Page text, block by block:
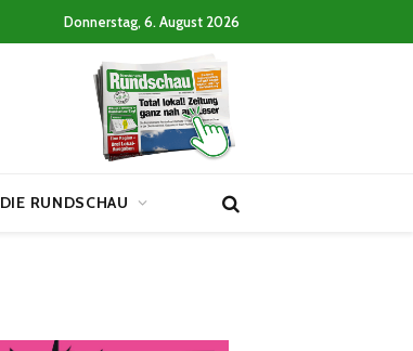
Donnerstag, 6. August 2026
DIE RUNDSCHAU